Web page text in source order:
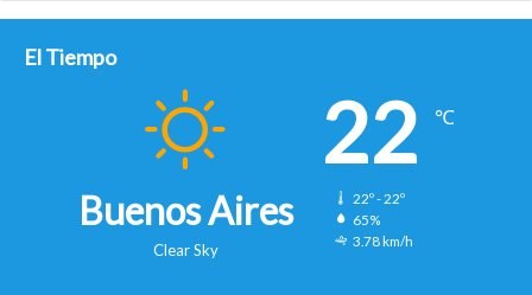
El Tiempo
Buenos Aires
Clear Sky
22 ℃
22º - 22º
65%
3.78 km/h